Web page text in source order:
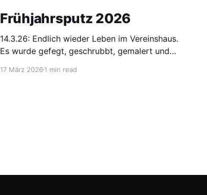
Frühjahrsputz 2026
14.3.26: Endlich wieder Leben im Vereinshaus.
Es wurde gefegt, geschrubbt, gemalert und
17 März 20261 min read